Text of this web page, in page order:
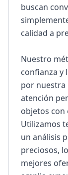
buscan
calidad a
Nuestro
confianza y
por nuestra
atención
objetos con
Utilizamos
un análisis
preciosos,
mejores